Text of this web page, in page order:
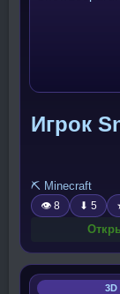
Игрок
⛏️ Minecraft
👁 8 ⬇ 5
3D